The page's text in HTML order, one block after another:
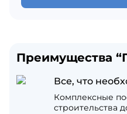
Преимущества
Все, что
Комплексные
строительства